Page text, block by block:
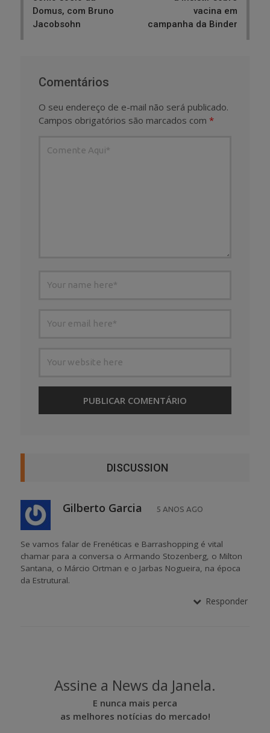
Domus, com Bruno
Jacobsohn
vacina em
campanha da Binder
Comentários
O seu endereço de e-mail não será publicado.
Campos obrigatórios são marcados com *
DISCUSSION
Gilberto Garcia 5 ANOS AGO
Se vamos falar de Frenéticas e Barrashopping é vital
chamar para a conversa o Armando Stozenberg, o Milton
Santana, o Márcio Ortman e o Jarbas Nogueira, na época
da Estrutural.
Responder
Assine a News da Janela.
E nunca mais perca
as melhores notícias do mercado!